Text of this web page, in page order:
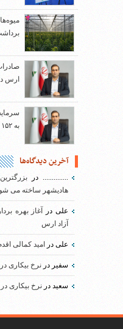
ارس در
به ۱۵۲ همت رسید
آخرین دیدگاه‌ها
..............در
هادیشهر ساخته می
علیدر
آغاز بهره
آزاد ارس
علی در امید کمالی
سفیر در نرخ بیکاری
سعید در نرخ بیکاری